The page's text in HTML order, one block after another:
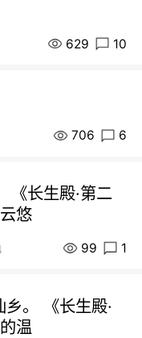
629 10
706 6
《长生殿·第二
悠
99 1
。 《长生殿·
温